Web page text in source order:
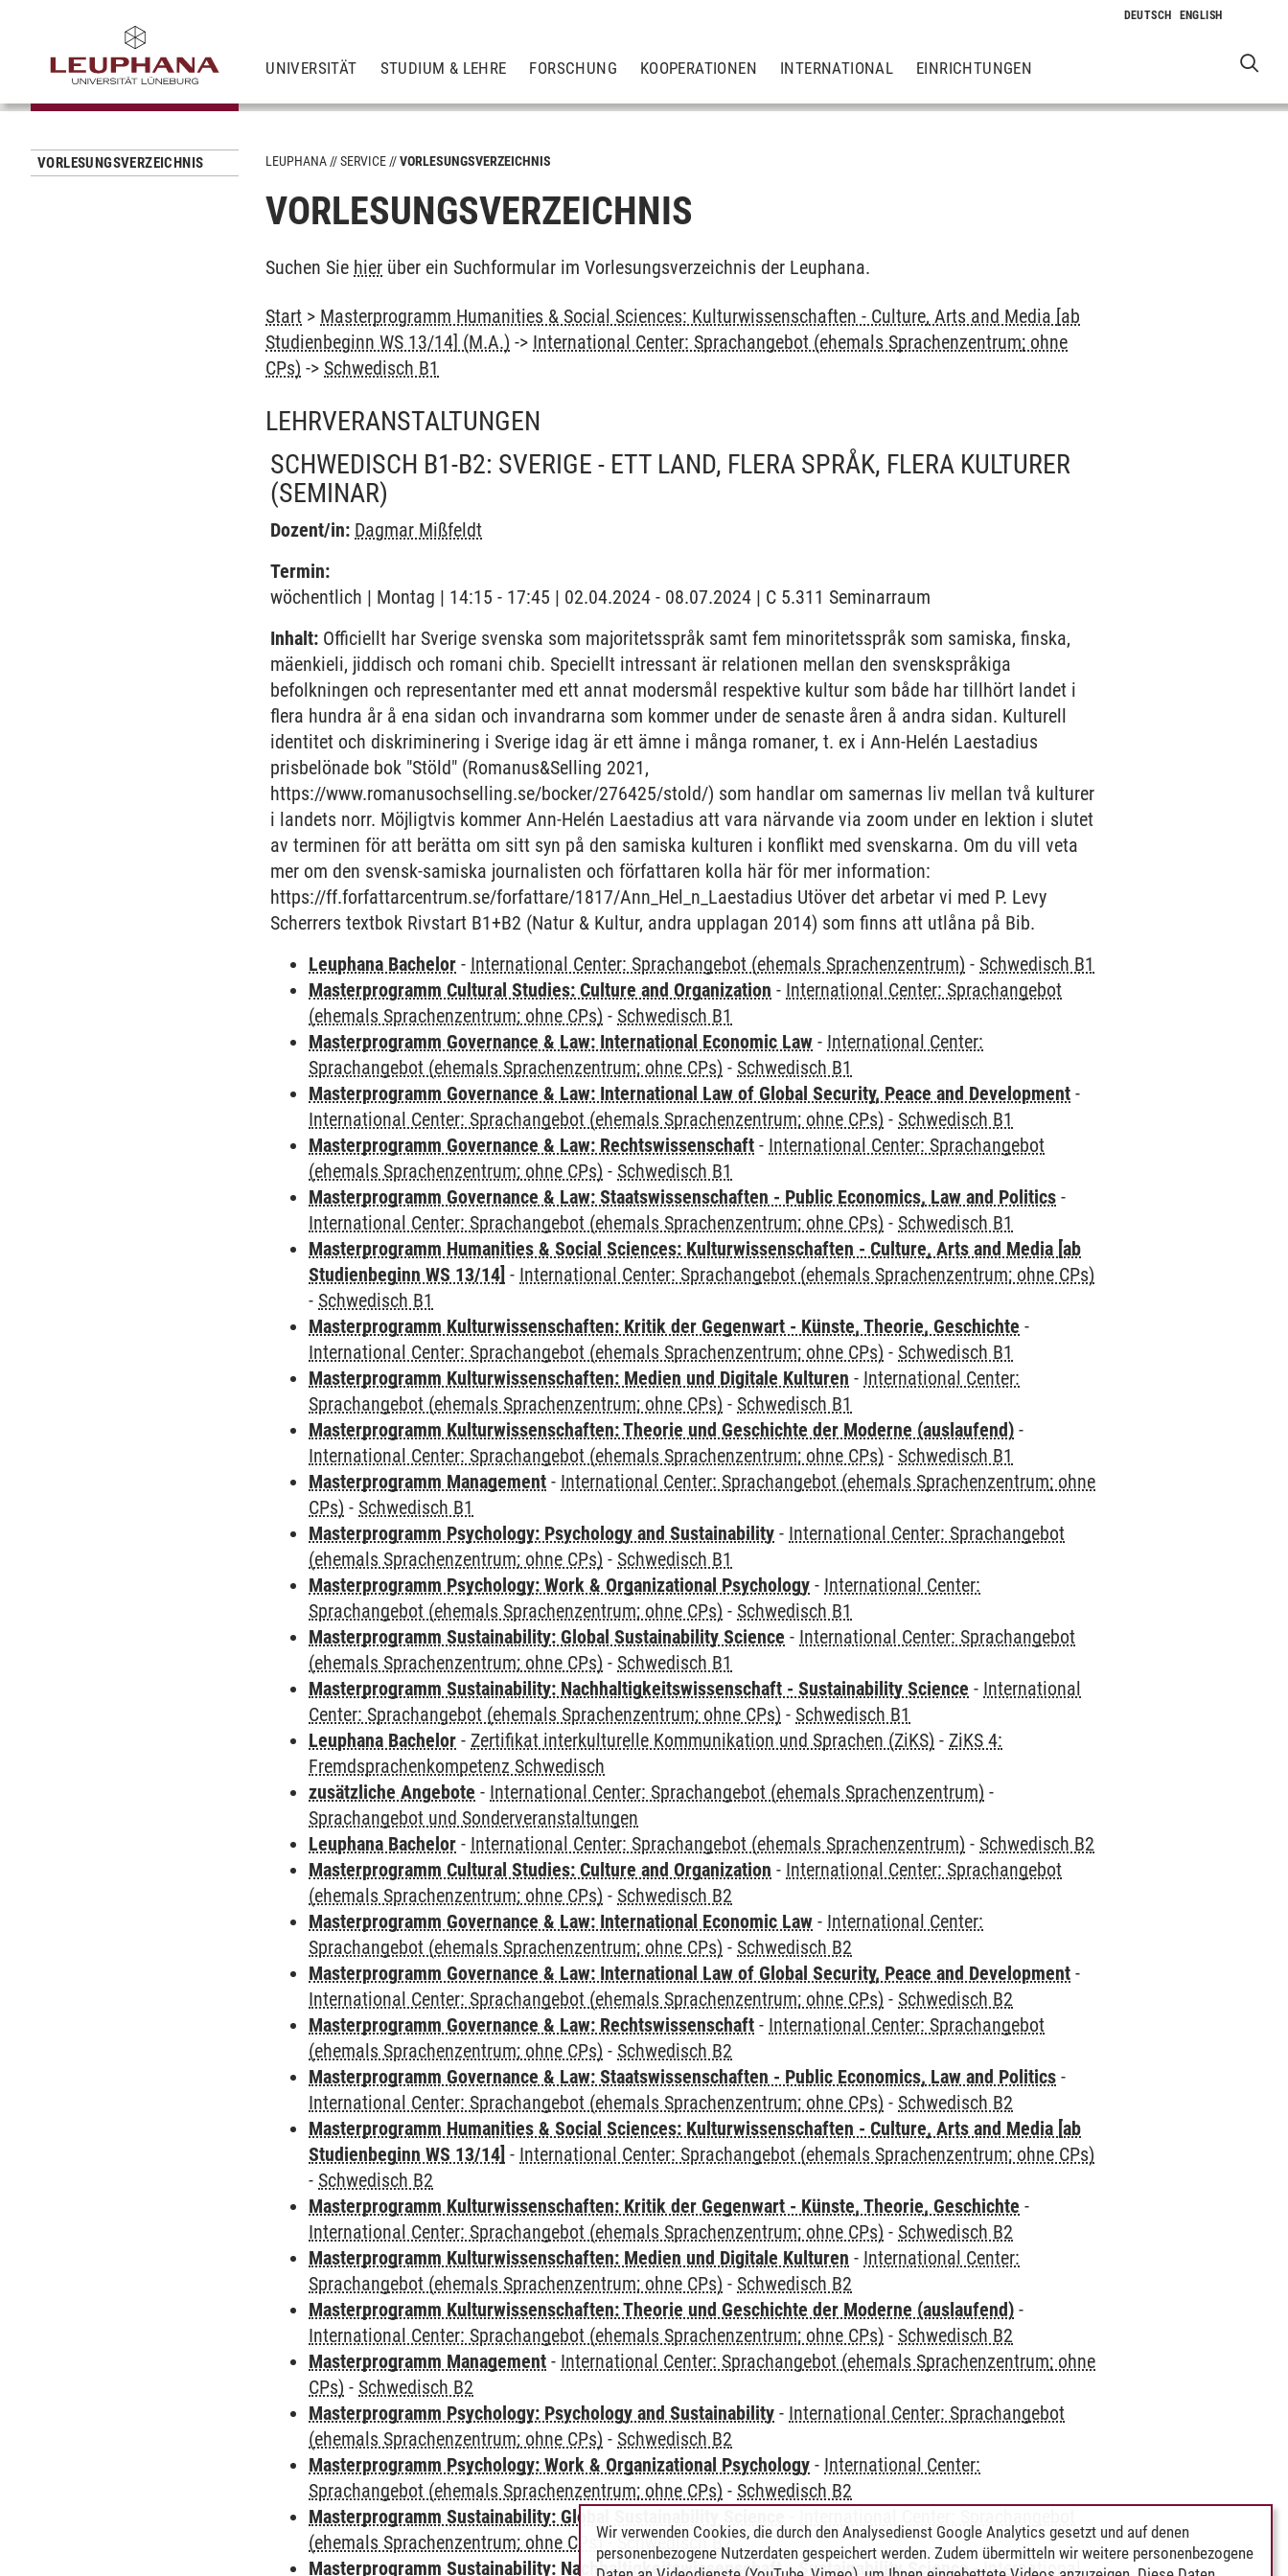
UNIVERSITÄT STUDIUM & LEHRE FORSCHUNG KOOPERATIONEN INTERNATIONAL EINRICHTUNGEN
VORLESUNGSVERZEICHNIS LEUPHANA SERVICE VORLESUNGSVERZEICHNIS
VORLESUNGSVERZEICHNIS
Suchen Sie hier über ein Suchformular im Vorlesungsverzeichnis der Leuphana.
Start > Masterprogramm Humanities & Social Sciences: Kulturwissenschaften - Culture, Arts and Media [ab
Studienbeginn WS 13/14] (M.A.) -> International Center: Sprachangebot (ehemals Sprachenzentrum; ohne
CPs) -> Schwedisch B1
LEHRVERANSTALTUNGEN
SCHWEDISCH B1-B2: SVERIGE - ETT LAND, FLERA SPRÅK, FLERA KULTURER
(SEMINAR)
Dozent/in: Dagmar Mißfeldt
Termin:
wöchentlich | Montag | 14:15 - 17:45 | 02.04.2024 - 08.07.2024 | C 5.311 Seminarraum
Inhalt: Officiellt har Sverige svenska som majoritetsspråk samt fem minoritetsspråk som samiska, finska,
mäenkieli, jiddisch och romani chib. Speciellt intressant är relationen mellan den svenskspråkiga
befolkningen och representanter med ett annat modersmål respektive kultur som både har tillhört landet i
flera hundra år å ena sidan och invandrarna som kommer under de senaste åren å andra sidan. Kulturell
identitet och diskriminering i Sverige idag är ett ämne i många romaner, t. ex i Ann-Helén Laestadius
prisbelönade bok "Stöld" (Romanus&Selling 2021,
https://www.romanusochselling.se/bocker/276425/stold/) som handlar om samernas liv mellan två kulturer
i landets norr. Möjligtvis kommer Ann-Helén Laestadius att vara närvande via zoom under en lektion i slutet
av terminen för att berätta om sitt syn på den samiska kulturen i konflikt med svenskarna. Om du vill veta
mer om den svensk-samiska journalisten och författaren kolla här för mer information:
https://ff.forfattarcentrum.se/forfattare/1817/Ann_Hel_n_Laestadius Utöver det arbetar vi med P. Levy
Scherrers textbok Rivstart B1+B2 (Natur & Kultur, andra upplagan 2014) som finns att utlåna på Bib.
Leuphana Bachelor - International Center: Sprachangebot (ehemals Sprachenzentrum) - Schwedisch B1
Masterprogramm Cultural Studies: Culture and Organization - International Center: Sprachangebot
(ehemals Sprachenzentrum; ohne CPs) - Schwedisch B1
Masterprogramm Governance & Law: International Economic Law - International Center:
Sprachangebot (ehemals Sprachenzentrum; ohne CPs) - Schwedisch B1
Masterprogramm Governance & Law: International Law of Global Security, Peace and Development -
International Center: Sprachangebot (ehemals Sprachenzentrum; ohne CPs) - Schwedisch B1
Masterprogramm Governance & Law: Rechtswissenschaft - International Center: Sprachangebot
(ehemals Sprachenzentrum; ohne CPs) - Schwedisch B1
Masterprogramm Governance & Law: Staatswissenschaften - Public Economics, Law and Politics -
International Center: Sprachangebot (ehemals Sprachenzentrum; ohne CPs) - Schwedisch B1
Masterprogramm Humanities & Social Sciences: Kulturwissenschaften - Culture, Arts and Media [ab
Studienbeginn WS 13/14] - International Center: Sprachangebot (ehemals Sprachenzentrum; ohne CPs)
- Schwedisch B1
Masterprogramm Kulturwissenschaften: Kritik der Gegenwart - Künste, Theorie, Geschichte -
International Center: Sprachangebot (ehemals Sprachenzentrum; ohne CPs) - Schwedisch B1
Masterprogramm Kulturwissenschaften: Medien und Digitale Kulturen - International Center:
Sprachangebot (ehemals Sprachenzentrum; ohne CPs) - Schwedisch B1
Masterprogramm Kulturwissenschaften: Theorie und Geschichte der Moderne (auslaufend) -
International Center: Sprachangebot (ehemals Sprachenzentrum; ohne CPs) - Schwedisch B1
Masterprogramm Management - International Center: Sprachangebot (ehemals Sprachenzentrum; ohne
CPs) - Schwedisch B1
Masterprogramm Psychology: Psychology and Sustainability - International Center: Sprachangebot
(ehemals Sprachenzentrum; ohne CPs) - Schwedisch B1
Masterprogramm Psychology: Work & Organizational Psychology - International Center:
Sprachangebot (ehemals Sprachenzentrum; ohne CPs) - Schwedisch B1
Masterprogramm Sustainability: Global Sustainability Science - International Center: Sprachangebot
(ehemals Sprachenzentrum; ohne CPs) - Schwedisch B1
Masterprogramm Sustainability: Nachhaltigkeitswissenschaft - Sustainability Science - International
Center: Sprachangebot (ehemals Sprachenzentrum; ohne CPs) - Schwedisch B1
Leuphana Bachelor - Zertifikat interkulturelle Kommunikation und Sprachen (ZiKS) - ZiKS 4:
Fremdsprachenkompetenz Schwedisch
zusätzliche Angebote - International Center: Sprachangebot (ehemals Sprachenzentrum) -
Sprachangebot und Sonderveranstaltungen
Leuphana Bachelor - International Center: Sprachangebot (ehemals Sprachenzentrum) - Schwedisch B2
Masterprogramm Cultural Studies: Culture and Organization - International Center: Sprachangebot
(ehemals Sprachenzentrum; ohne CPs) - Schwedisch B2
Masterprogramm Governance & Law: International Economic Law - International Center:
Sprachangebot (ehemals Sprachenzentrum; ohne CPs) - Schwedisch B2
Masterprogramm Governance & Law: International Law of Global Security, Peace and Development -
International Center: Sprachangebot (ehemals Sprachenzentrum; ohne CPs) - Schwedisch B2
Masterprogramm Governance & Law: Rechtswissenschaft - International Center: Sprachangebot
(ehemals Sprachenzentrum; ohne CPs) - Schwedisch B2
Masterprogramm Governance & Law: Staatswissenschaften - Public Economics, Law and Politics -
International Center: Sprachangebot (ehemals Sprachenzentrum; ohne CPs) - Schwedisch B2
Masterprogramm Humanities & Social Sciences: Kulturwissenschaften - Culture, Arts and Media [ab
Studienbeginn WS 13/14] - International Center: Sprachangebot (ehemals Sprachenzentrum; ohne CPs)
- Schwedisch B2
Masterprogramm Kulturwissenschaften: Kritik der Gegenwart - Künste, Theorie, Geschichte -
International Center: Sprachangebot (ehemals Sprachenzentrum; ohne CPs) - Schwedisch B2
Masterprogramm Kulturwissenschaften: Medien und Digitale Kulturen - International Center:
Sprachangebot (ehemals Sprachenzentrum; ohne CPs) - Schwedisch B2
Masterprogramm Kulturwissenschaften: Theorie und Geschichte der Moderne (auslaufend) -
International Center: Sprachangebot (ehemals Sprachenzentrum; ohne CPs) - Schwedisch B2
Masterprogramm Management - International Center: Sprachangebot (ehemals Sprachenzentrum; ohne
CPs) - Schwedisch B2
Masterprogramm Psychology: Psychology and Sustainability - International Center: Sprachangebot
(ehemals Sprachenzentrum; ohne CPs) - Schwedisch B2
Masterprogramm Psychology: Work & Organizational Psychology - International Center:
Sprachangebot (ehemals Sprachenzentrum; ohne CPs) - Schwedisch B2
Masterprogramm Sustainability: Global Sustainability Science
(ehemals Sprachenzentrum; ohne CPs)- Schwedisch B2
Masterprogramm Sustainability: Nachhaltigkeitswissenschaft - Sustainability Science-International
Wir verwenden Cookies, die durch den Analysedienst Google Analytics gesetzt und auf denen
personenbezogene Nutzerdaten gespeichert werden. Zudem übermitteln wir weitere personenbezogene